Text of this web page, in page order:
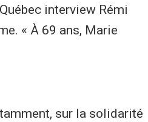
interview Rémi
« À 69 ans, Marie
sur la solidarité